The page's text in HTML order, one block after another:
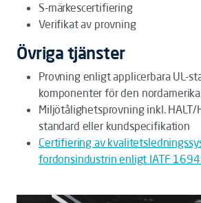
S-märkescertifiering
Verifikat av provning
Övriga tjänster
Provning enligt applicerbara UL-
komponenter för den
Miljötålighetsprovning inkl. HALT/
standard eller kundspecifikation
Certifiering av
fordonsindustrin enligt IATF